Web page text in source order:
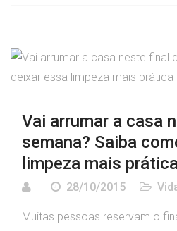
Vai arrumar a casa
semana? Saiba
limpeza mais
28/10/2015
Muitas pessoas reservam o